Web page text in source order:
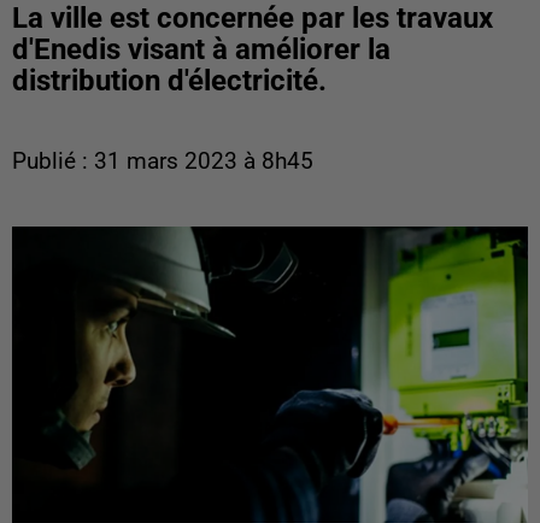
La ville est concernée par les travaux
d'Enedis visant à améliorer la
distribution d'électricité.
Publié : 31 mars 2023 à 8h45